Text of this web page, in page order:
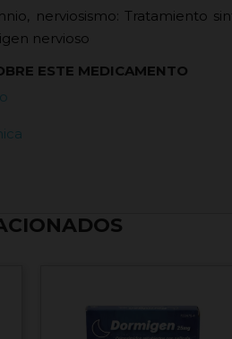
nerviosismo: Tratamiento
nervioso
ESTE MEDICAMENTO